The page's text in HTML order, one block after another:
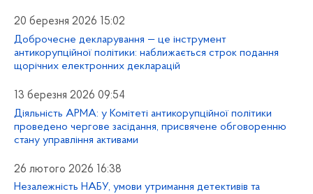
20 березня 2026 15:02
Доброчесне декларування — це інструмент
антикорупційної політики: наближається строк подання
щорічних електронних декларацій
13 березня 2026 09:54
Діяльність АРМА: у Комітеті антикорупційної політики
проведено чергове засідання, присвячене обговоренню
стану управління активами
26 лютого 2026 16:38
Незалежність НАБУ, умови утримання детективів та